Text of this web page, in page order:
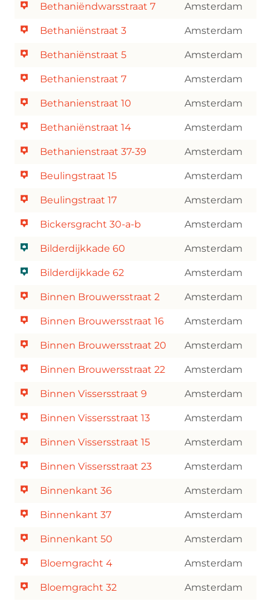
Bethaniëndwarsstraat 7 Amsterdam
Bethaniënstraat 3 Amsterdam
Bethaniënstraat 5 Amsterdam
Bethanienstraat 7 Amsterdam
Bethanienstraat 10 Amsterdam
Bethaniënstraat 14 Amsterdam
Bethanienstraat 37-39 Amsterdam
Beulingstraat 15 Amsterdam
Beulingstraat 17 Amsterdam
Bickersgracht 30-a-b Amsterdam
Bilderdijkkade 60 Amsterdam
Bilderdijkkade 62 Amsterdam
Binnen Brouwersstraat 2 Amsterdam
Binnen Brouwersstraat 16 Amsterdam
Binnen Brouwersstraat 20 Amsterdam
Binnen Brouwersstraat 22 Amsterdam
Binnen Vissersstraat 9 Amsterdam
Binnen Vissersstraat 13 Amsterdam
Binnen Vissersstraat 15 Amsterdam
Binnen Vissersstraat 23 Amsterdam
Binnenkant 36 Amsterdam
Binnenkant 37 Amsterdam
Binnenkant 50 Amsterdam
Bloemgracht 4 Amsterdam
Bloemgracht 32 Amsterdam